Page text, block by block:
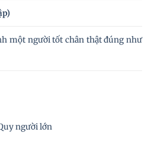
một người tốt chân thật đúng như
người lớn